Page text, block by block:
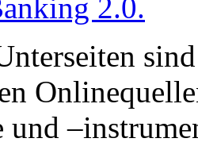
2.0.
und